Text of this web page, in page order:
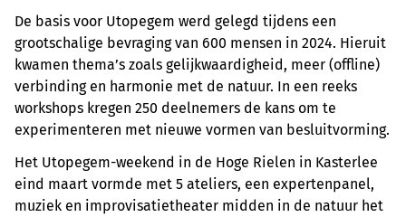
De basis voor Utopegem werd gelegd tijdens een
grootschalige bevraging van 600 mensen in 2024. Hieruit
kwamen thema’s zoals gelijkwaardigheid, meer (offline)
verbinding en harmonie met de natuur. In een reeks
workshops kregen 250 deelnemers de kans om te
experimenteren met nieuwe vormen van besluitvorming.
Het Utopegem-weekend in de Hoge Rielen in Kasterlee
eind maart vormde met 5 ateliers, een expertenpanel,
muziek en improvisatietheater midden in de natuur het